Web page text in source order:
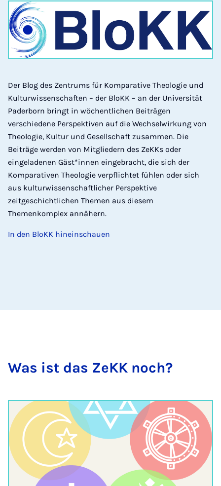
Der Blog des Zentrums für Komparative Theologie und
Kulturwissenschaften – der BloKK – an der Universität
Paderborn bringt in wöchentlichen Beiträgen
verschiedene Perspektiven auf die Wechselwirkung von
Theologie, Kultur und Gesellschaft zusammen. Die
Beiträge werden von Mitgliedern des ZeKKs oder
eingeladenen Gäst*innen eingebracht, die sich der
Komparativen Theologie verpflichtet fühlen oder sich
aus kulturwissenschaftlicher Perspektive
zeitgeschichtlichen Themen aus diesem
Themenkomplex annähern.
In den BloKK hineinschauen
Was ist das ZeKK noch?